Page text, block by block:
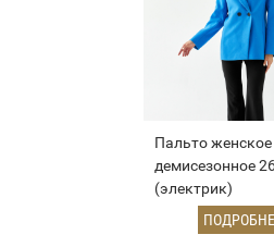
Пальто женское
демисезонное
(электрик)